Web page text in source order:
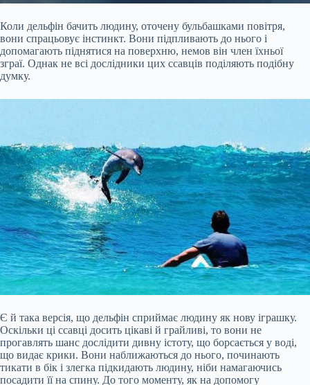
Коли дельфін бачить людину, оточену бульбашками повітря,
вони спрацьовує інстинкт. Вони підпливають до нього і
допомагають піднятися на поверхню, немов він член їхньої
зграї. Однак не всі дослідники цих ссавців поділяють подібну
думку.
Є й така версія, що дельфін сприймає людину як нову іграшку.
Оскільки ці ссавці досить цікаві й грайливі, то вони не
прогавлять шанс дослідити дивну істоту, що борсається у воді,
що видає крики. Вони наближаються до нього, починають
тикати в бік і злегка підкидають людину, ніби намагаючись
посадити її на спину. До того моменту, як на допомогу